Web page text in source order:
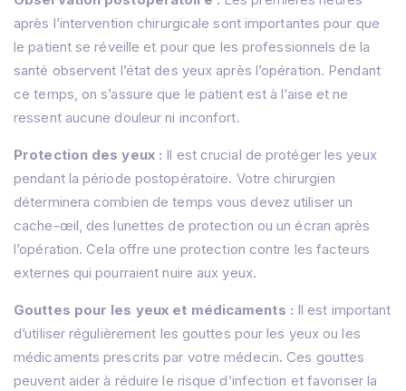
après l’intervention chirurgicale sont importantes pour que
le patient se réveille et pour que les professionnels de la
santé observent l’état des yeux après l’opération. Pendant
ce temps, on s’assure que le patient est à l’aise et ne
ressent aucune douleur ni inconfort.
Protection des yeux : Il est crucial de protéger les yeux
pendant la période postopératoire. Votre chirurgien
déterminera combien de temps vous devez utiliser un
cache-œil, des lunettes de protection ou un écran après
l’opération.Cela offre une protection contre les facteurs
externes qui pourraient nuire aux yeux.
Gouttes pour les yeux et médicaments : Il est important
d’utiliser régulièrement les gouttes pour les yeux ou les
médicaments prescrits par votre médecin.Ces gouttes
peuvent aider à réduire le risque d’infection et favoriser la